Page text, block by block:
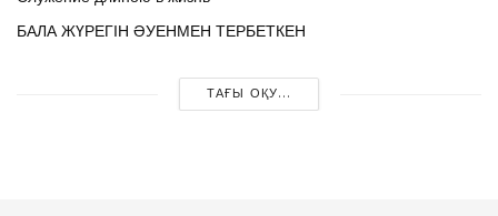
БАЛА ЖҮРЕГІН ӘУЕНМЕН ТЕРБЕТКЕН
ТАҒЫ ОҚУ...